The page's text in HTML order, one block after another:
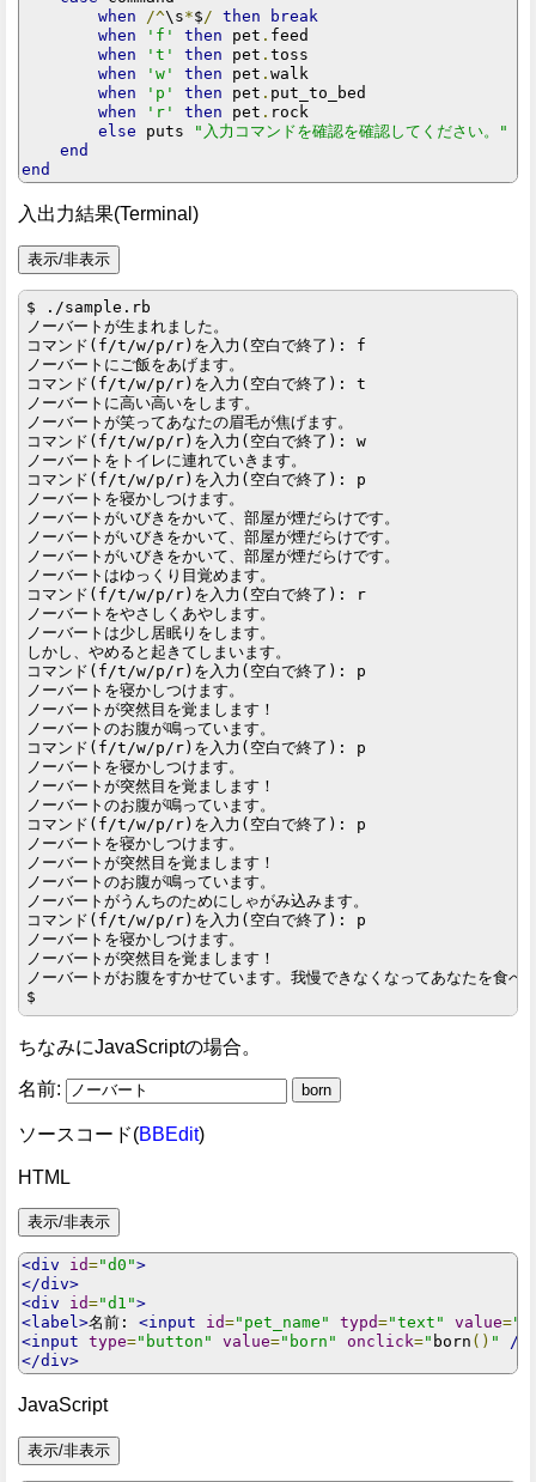
when
/^\s*$/ then
break
when
'f' then pet . feed
when
't' then pet . toss
when
'w' then pet . walk
when
'p' then pet . put_to_bed
when
'r' then pet . rock
else puts
"入力コマンドを確認を確認してください。"
end
end
入出力結果(Terminal)
$ ./sample.rb
ノーバートが生まれました。
コマンド(f/t/w/p/r)を入力(空白で終了): f
ノーバートにご飯をあげます。
コマンド(f/t/w/p/r)を入力(空白で終了): t
ノーバートに高い高いをします。
ノーバートが笑ってあなたの眉毛が焦げます。
コマンド(f/t/w/p/r)を入力(空白で終了): w
ノーバートをトイレに連れていきます。
コマンド(f/t/w/p/r)を入力(空白で終了): p
ノーバートを寝かしつけます。
ノーバートがいびきをかいて、部屋が煙だらけです。
ノーバートがいびきをかいて、部屋が煙だらけです。
ノーバートがいびきをかいて、部屋が煙だらけです。
ノーバートはゆっくり目覚めます。
コマンド(f/t/w/p/r)を入力(空白で終了): r
ノーバートをやさしくあやします。
ノーバートは少し居眠りをします。
しかし、やめると起きてしまいます。
コマンド(f/t/w/p/r)を入力(空白で終了): p
ノーバートを寝かしつけます。
ノーバートが突然目を覚まします！
ノーバートのお腹が鳴っています。
コマンド(f/t/w/p/r)を入力(空白で終了): p
ノーバートを寝かしつけます。
ノーバートが突然目を覚まします！
ノーバートのお腹が鳴っています。
コマンド(f/t/w/p/r)を入力(空白で終了): p
ノーバートを寝かしつけます。
ノーバートが突然目を覚まします！
ノーバートのお腹が鳴っています。
ノーバートがうんちのためにしゃがみ込みます。
コマンド(f/t/w/p/r)を入力(空白で終了): p
ノーバートを寝かしつけます。
ノーバートが突然目を覚まします！
ノーバートがお腹をすかせています。我慢できなくなってあなたを食べ
ちなみにJavaScriptの場合。
名前:
ソースコード(BBEdit)
HTML
<div id="d0">
</div>
<div
id="d1">
<label>名前: <input id="pet_name" typd="text" value="
<input type="button" value="born" onclick=" born () "
/>
</div>
JavaScript